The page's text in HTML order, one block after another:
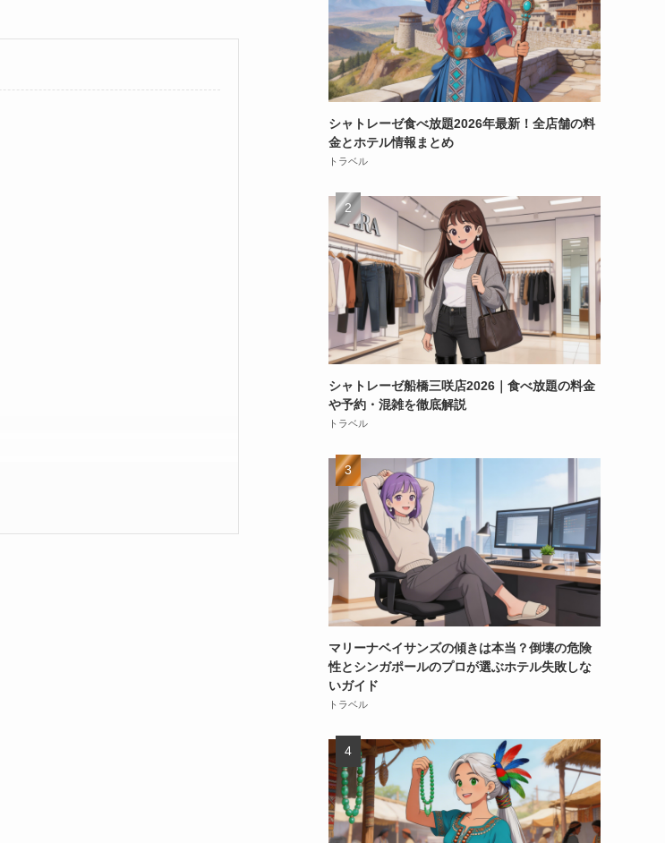
シャトレーゼ食べ放題2026年最新！全店舗の料
金とホテル情報まとめ
トラベル
シャトレーゼ船橋三咲店2026｜食べ放題の料金
や予約・混雑を徹底解説
トラベル
マリーナベイサンズの傾きは本当？倒壊の危険
性とシンガポールのプロが選ぶホテル失敗しな
いガイド
トラベル